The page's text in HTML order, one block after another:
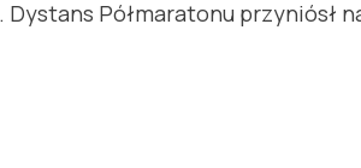
. Dystans Półmaratonu przyniósł